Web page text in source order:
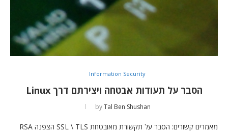
Information Security
הסבר על תעודות אבטחה ויצירתם דרך Linux
byTal Ben Shushan
מאמרים קשורים: הסבר על תקשורת מאובטחת SSL \ TLS הצפנה RSA